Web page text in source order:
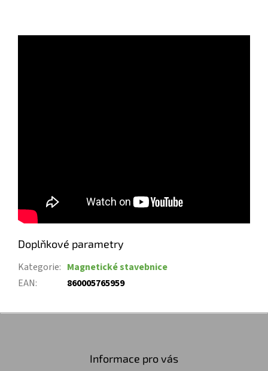
Doplňkové parametry
Kategorie: Magnetické stavebnice
EAN: 860005765959
Z
Informace pro vás